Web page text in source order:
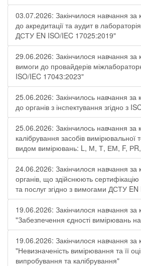
03.07.2026: Закінчилося навчання за
до акредитації та аудит в
ДСТУ EN ISO/IEC 17025:2019"
29.06.2026: Закінчилося навчання за
вимоги до провайдерів
ISO/IEC 17043:2023"
25.06.2026: Закінчилось навчання за
до органів з інспектування згідно з
25.06.2026: Закінчилось навчання за
калібрування засобів вимірювальної
видом вимірювань: L, М, Т, ЕМ, F,
24.06.2026: Закінчилося навчання
органів, що здійснюють сертифікацію
та послуг згідно з вимогами ДСТУ
19.06.2026: Закінчилося навчання за
"Забезпечення єдності вимірювань
19.06.2026: Закінчилося навчання за
"Невизначеність вимірювання та її
випробування та калібрування"